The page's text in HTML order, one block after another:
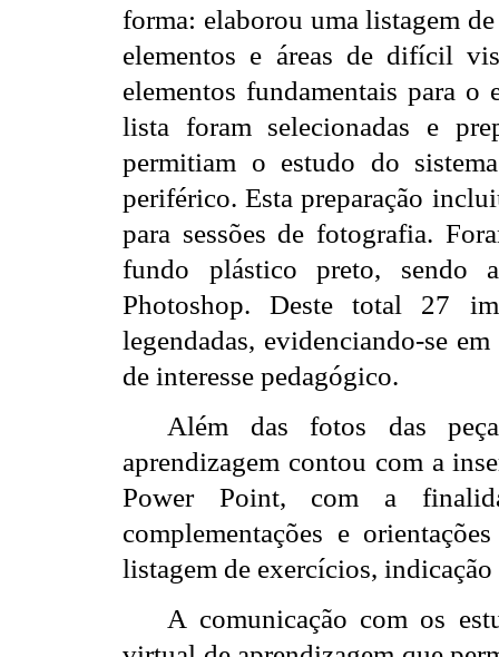
forma: elaborou uma listagem
elementos e áreas de difícil
elementos fundamentais para
lista foram selecionadas e
permitiam o estudo do
periférico. Esta preparação
para sessões de fotografia.
fundo plástico preto, sendo
Photoshop. Deste total 27
legendadas, evidenciando-se
de interesse pedagógico.
Além das fotos das
aprendizagem contou com a
Power Point, com a
complementações e
listagem de exercícios,
A comunicação com os